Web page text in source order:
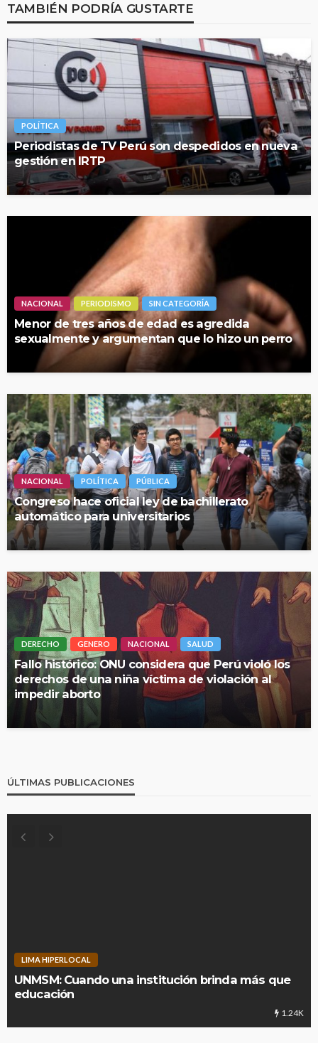
TAMBIÉN PODRÍA GUSTARTE
POLÍTICA
Periodistas de TV Perú son despedidos en nueva
gestión en IRTP
NACIONAL PERIODISMO SIN CATEGORÍA
Menor de tres años de edad es agredida
sexualmente y argumentan que lo hizo un perro
NACIONAL POLÍTICA PÚBLICA
Congreso hace oficial ley de bachillerato
automático para universitarios
DERECHO GENERO NACIONAL SALUD
Fallo histórico: ONU considera que Perú violó los
derechos de una niña víctima de violación al
impedir aborto
ÚLTIMAS PUBLICACIONES
LIMA HIPERLOCAL
UNMSM: Cuando una institución brinda más que
educación
1.24K